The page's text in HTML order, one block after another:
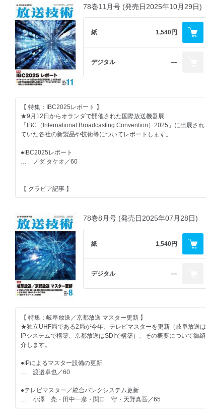
ップデート 中継サーバー「Weaver」を導入
… ／129
【 コラム記事 】
●ステージ音響 シュトゥットガルト歌劇場の「トゥーランドット」
鑑賞記
… 金子 学／89
●その後 116回 ショパンの音楽
… 大野正夫／90
●映像アラカルト 何を捨てて何を残すのか、を意識する季節
… ／93
●音話屋ダイアリー マイクの定番
… 石丸耕一／94
… 岩田賢一／130
… 原田省吾／131
●内外ニュース
…／133
●新製品紹介
…／134
●北海道民放共同送信リモコンシステムの構築
… 大竹知幸・原 敏志／91
●生成AIを活用したFNNプライムオンライン向け記事作成支援システ
ム（POLAIZON）の自社開発
… 佐々木 良高・井上 豊／99
●AI判定によるテロップ誤字脱字チェックシステム ～A-Eye
Checker～
●絶望の更新見積で始めたIT素人のソフト開発 －「オーケイ
★★★、バレーボールのCGソフトを作って」－
… 南 大／105
Renaissance」
… 為ケ谷 秀一／108
トリック増幅器、霞堤）
… 若井 一顕／117
● 《導入事例》池上通信機 テレビ金沢へスタジオカメラおよびサ
ブシステムを納入
… ／128
【 コラム記事 】
●映像アラカルト 光ディスクがなくなるとテレビはどうなるのか
… ／89
●その後 113回 ジャズが若かったころ
… 大野正夫／90
●ステージ音響 目からウロコの … PATEC＜ 番外編：4チャンネル
再生 ＞
●音話屋ダイアリー サウンドエフェクトセミナー ②
●FMロータリー それがオーディオだ！？
… 川島 修／126
●InterBEE 2025レポート 放送業界が「オールドメディア」から脱
却するためのヒントは
… 高瀬徹朗／88
●InterBEE 2025フォトレポート＋
… ／92
●InterBEE 2025フォトレポート
… ／93
【 グラビア記事 】
● AP通信、ニュース制作をブラックマジックデザインのDaVinci
Resolve Studioに移行
【 一般記事 】
… 加藤 喬／98
… 谷川滉樹・井原 梓・松本理奈／101
●「タリータリーレボリューション」自動スイッチング技術を用いた
番組連動ゲームの開発
… 亀田 遼・小笠 航・原 拓・内田 慎／104
●SHUREの新型平面アレイマイクロホン「DCA901」がもたらす収
音革命 -スポーツ中継に最適 エンジニアのクリエイティブな作業を
大幅に向上-
●サッカー中継におけるプライベートクラウドプロダクション実証実
験
… 北村憲一・松井 豊・池野桂司・石川政明・大森竜胤・斉藤
誠・野口和洋・向山悠樹・坂本悠輔・原 敏志／111
● Web記事作成アプリ開発における文字起こし精度の劇的改善
… 中山真吾／118
●RAGとGeminiを用いた社内情報検索 AI
… 小俣 慎太郎／122
78巻11月号 (発売日2025年10月29日)
紙 1,540円
デジタル ―
【 特集：IBC2025レポート 】
★9月12日からオランダで開催された国際放送機器展
「IBC（International Broadcasting Convention）2025」に出展され
ていた各社の新製品や技術等についてレポートします。
●IBC2025レポート
… ノダ タケオ／60
【 グラビア記事 】
JAPAN PREMIERE』開催
【 一般記事 】
●大阪・関西万博におけるバーチャルプロダクション内製化の取り組
みについて
… 中道尚宏／74
●次世代伝送回線を活用した新たなバーチャルプロダクション演出に
よる音楽番組での取り組み
… 近藤剛史・井原 梓・宮澤真子／79
●ワイヤレスマイク送信者の受信状況可視化による業務支援
… 安部智博・井田憲吾・西岡里菜／84
● 《導入事例》TBS系ドラマ「キャスター」でBlackmagic Designカ
メラおよびDaVinci Resolve Studioを使用
●夏宙から… 音をつなぐ、その舞台裏
… 水口祐太・寺島陸雄・村本 翔・後藤雅幸・大海ひかり・梶原
78巻8月号 (発売日2025年07月28日)
紙 1,540円
デジタル ―
【 特集：岐阜放送／京都放送 マスター更新 】
★独立UHF局である2局が今年、テレビマスターを更新（岐阜放送は
IPシステムで構築、京都放送はSDIで構築）、その概要について御紹
介します。
●IPによるマスター設備の更新
… 渡邉卓也／60
●テレビマスター／統合バンクシステム更新
… 小澤 亮・田中一彦・関口 守・天野真吾／65